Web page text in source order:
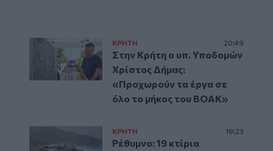
ΚΡΗΤΗ 20:49
Στην Κρήτη ο υπ. Υποδομών
Χρίστος Δήμας:
«Προχωρούν τα έργα σε
όλο το μήκος του ΒΟΑΚ»
ΚΡΗΤΗ 19:23
Ρέθυμνο: 19 κτίρια